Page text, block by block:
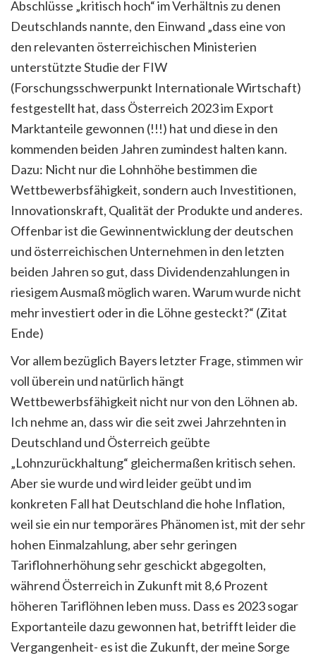
Abschlüsse „kritisch hoch“ im Verhältnis zu denen
Deutschlands nannte, den Einwand „dass eine von
den relevanten österreichischen Ministerien
unterstützte Studie der FIW
(Forschungsschwerpunkt Internationale Wirtschaft)
festgestellt hat, dass Österreich 2023 im Export
Marktanteile gewonnen (!!!) hat und diese in den
kommenden beiden Jahren zumindest halten kann.
Dazu: Nicht nur die Lohnhöhe bestimmen die
Wettbewerbsfähigkeit, sondern auch Investitionen,
Innovationskraft, Qualität der Produkte und anderes.
Offenbar ist die Gewinnentwicklung der deutschen
und österreichischen Unternehmen in den letzten
beiden Jahren so gut, dass Dividendenzahlungen in
riesigem Ausmaß möglich waren. Warum wurde nicht
mehr investiert oder in die Löhne gesteckt?“ (Zitat
Ende)
Vor allem bezüglich Bayers letzter Frage, stimmen wir
voll überein und natürlich hängt
Wettbewerbsfähigkeit nicht nur von den Löhnen ab.
Ich nehme an, dass wir die seit zwei Jahrzehnten in
Deutschland und Österreich geübte
„Lohnzurückhaltung“ gleichermaßen kritisch sehen.
Aber sie wurde und wird leider geübt und im
konkreten Fall hat Deutschland die hohe Inflation,
weil sie ein nur temporäres Phänomen ist, mit der sehr
hohen Einmalzahlung, aber sehr geringen
Tariflohnerhöhung sehr geschickt abgegolten,
während Österreich in Zukunft mit 8,6 Prozent
höheren Tariflöhnen leben muss. Dass es 2023 sogar
Exportanteile dazu gewonnen hat, betrifft leider die
Vergangenheit- es ist die Zukunft, der meine Sorge